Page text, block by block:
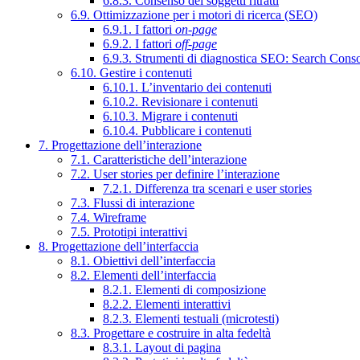
6.9. Ottimizzazione per i motori di ricerca (SEO)
6.9.1. I fattori on-page
6.9.2. I fattori off-page
6.9.3. Strumenti di diagnostica SEO: Search
6.10. Gestire i contenuti
6.10.1. L’inventario dei contenuti
6.10.2. Revisionare i contenuti
6.10.3. Migrare i contenuti
6.10.4. Pubblicare i contenuti
7. Progettazione dell’interazione
7.1. Caratteristiche dell’interazione
7.2. User stories per definire l’interazione
7.2.1. Differenza tra scenari e user stories
7.3. Flussi di interazione
7.4. Wireframe
7.5. Prototipi interattivi
8. Progettazione dell’interfaccia
8.1. Obiettivi dell’interfaccia
8.2. Elementi dell’interfaccia
8.2.1. Elementi di composizione
8.2.2. Elementi interattivi
8.2.3. Elementi testuali (microtesti)
8.3. Progettare e costruire in alta fedeltà
8.3.1. Layout di pagina